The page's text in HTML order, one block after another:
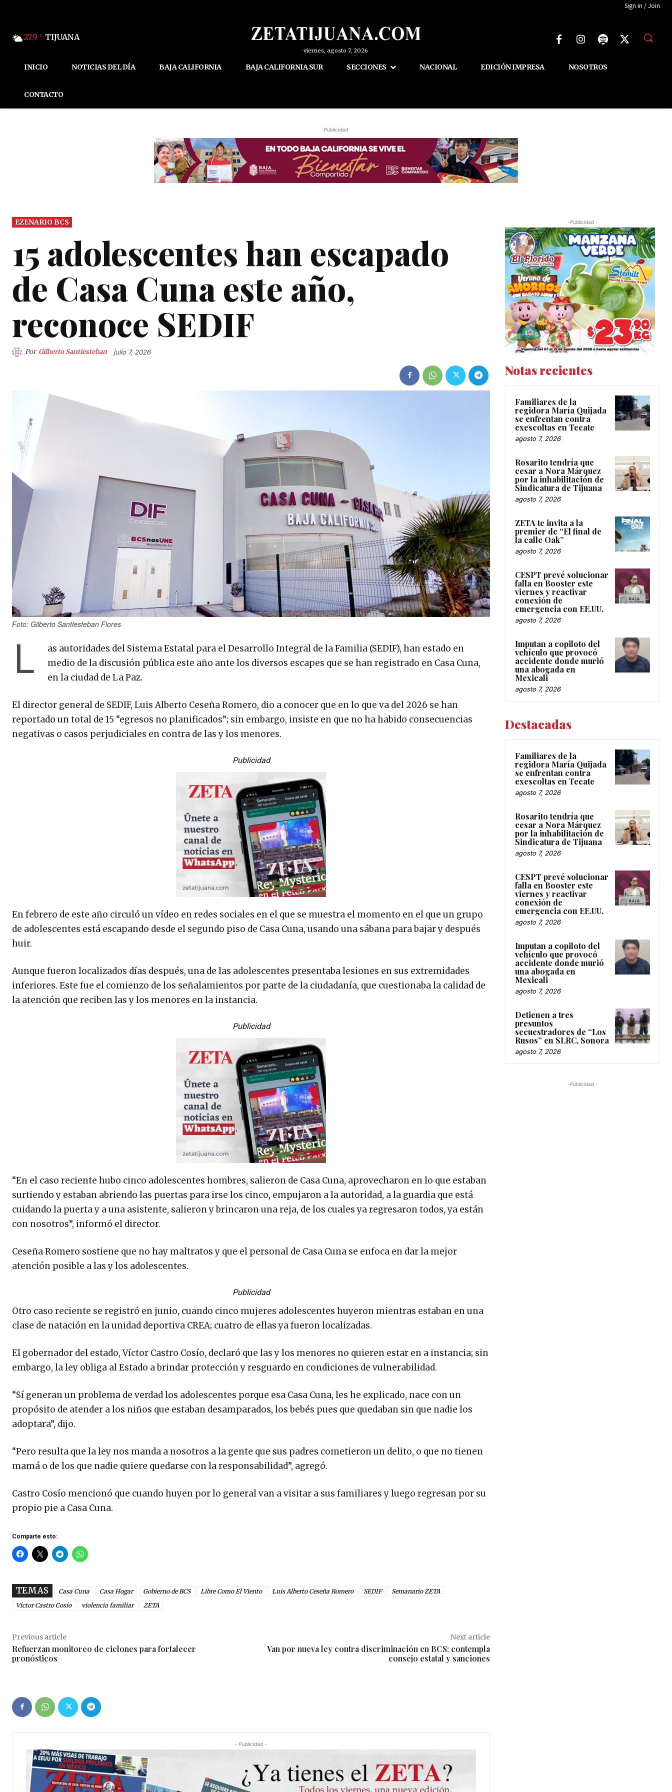
Sign in / Join
27.9 C TIJUANA
viernes, agosto 7, 2026
INICIO NOTICIAS DEL DÍA BAJA CALIFORNIA BAJA CALIFORNIA SUR SECCIONES NACIONAL EDICIÓN IMPRESA NOSOTROS
CONTACTO
Publicidad
EZENARIO BCS
15 adolescentes han escapado
de Casa Cuna este año,
reconoce SEDIF
Por Gilberto Santiesteban julio 7, 2026
Foto: Gilberto Santiesteban Flores
L
as autoridades del Sistema Estatal para el Desarrollo Integral de la Familia (SEDIF), han estado en
medio de la discusión pública este año ante los diversos escapes que se han registrado en Casa Cuna,
en la ciudad de La Paz.
El director general de SEDIF, Luis Alberto Ceseña Romero, dio a conocer que en lo que va del 2026 se han
reportado un total de 15 “egresos no planificados”; sin embargo, insiste en que no ha habido consecuencias
negativas o casos perjudiciales en contra de las y los menores.
Publicidad
En febrero de este año circuló un vídeo en redes sociales en el que se muestra el momento en el que un grupo
de adolescentes está escapando desde el segundo piso de Casa Cuna, usando una sábana para bajar y después
huir.
Aunque fueron localizados días después, una de las adolescentes presentaba lesiones en sus extremidades
inferiores. Este fue el comienzo de los señalamientos por parte de la ciudadanía, que cuestionaba la calidad de
la atención que reciben las y los menores en la instancia.
Publicidad
“En el caso reciente hubo cinco adolescentes hombres, salieron de Casa Cuna, aprovecharon en lo que estaban
surtiendo y estaban abriendo las puertas para irse los cinco, empujaron a la autoridad, a la guardia que está
cuidando la puerta y a una asistente, salieron y brincaron una reja, de los cuales ya regresaron todos, ya están
con nosotros”, informó el director.
Ceseña Romero sostiene que no hay maltratos y que el personal de Casa Cuna se enfoca en dar la mejor
atención posible a las y los adolescentes.
Publicidad
Otro caso reciente se registró en junio, cuando cinco mujeres adolescentes huyeron mientras estaban en una
clase de natación en la unidad deportiva CREA; cuatro de ellas ya fueron localizadas.
El gobernador del estado, Víctor Castro Cosío, declaró que las y los menores no quieren estar en a instancia; sin
embargo, la ley obliga al Estado a brindar protección y resguardo en condiciones de vulnerabilidad.
“Sí generan un problema de verdad los adolescentes porque esa Casa Cuna, les he explicado, nace con un
propósito de atender a los niños que estaban desamparados, los bebés pues que quedaban sin que nadie los
adoptara”, dijo.
“Pero resulta que la ley nos manda a nosotros a la gente que sus padres cometieron un delito, o que no tienen
mamá o de los que nadie quiere quedarse con la responsabilidad”, agregó.
Castro Cosío mencionó que cuando huyen por lo general van a visitar a sus familiares y luego regresan por su
propio pie a Casa Cuna.
Comparte esto:
TEMAS Casa Cuna Casa Hogar Gobierno de BCS Libre Como El Viento Luis Alberto Ceseña Romero SEDIF
Semanario ZETA
Víctor Castro Cosío
violencia familiar ZETA
Previous article
Refuerzan monitoreo de ciclones para fortalecer
pronósticos
Next article
Van por nueva ley contra discriminación en BCS; contempla
consejo estatal y sanciones
- Publicidad -
-Publicidad -
Notas recientes
Familiares de la
regidora María Quijada
se enfrentan contra
exescoltas en Tecate
agosto 7, 2026
Rosarito tendría que
cesar a Nora Márquez
por la inhabilitación de
Sindicatura de Tijuana
agosto 7, 2026
ZETA te invita a la
premier de “El final de
la calle Oak”
agosto 7, 2026
CESPT prevé solucionar
falla en Booster este
viernes y reactivar
conexión de
emergencia con EE.UU.
agosto 7, 2026
Imputan a copiloto del
vehículo que provocó
accidente donde murió
una abogada en
Mexicali
agosto 7, 2026
Destacadas
Familiares de la
regidora María Quijada
se enfrentan contra
exescoltas en Tecate
agosto 7, 2026
Rosarito tendría que
cesar a Nora Márquez
por la inhabilitación de
Sindicatura de Tijuana
agosto 7, 2026
CESPT prevé solucionar
falla en Booster este
viernes y reactivar
conexión de
emergencia con EE.UU.
agosto 7, 2026
Imputan a copiloto del
vehículo que provocó
accidente donde murió
una abogada en
Mexicali
agosto 7, 2026
Detienen a tres
presuntos
secuestradores de “Los
Rusos” en SLRC, Sonora
agosto 7, 2026
-Publicidad -